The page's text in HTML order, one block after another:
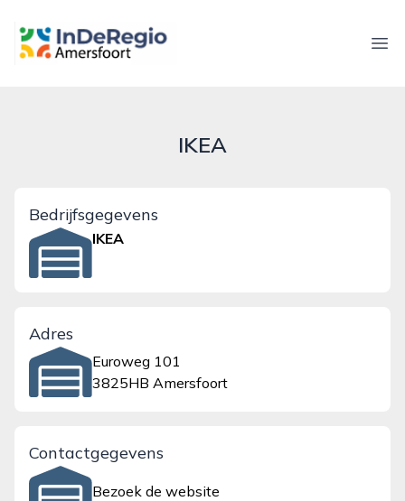
inderegioamersfoort.nl
IKEA
Bedrijfsgegevens
IKEA
Adres
Euroweg 101
3825HB Amersfoort
Contactgegevens
Bezoek de website